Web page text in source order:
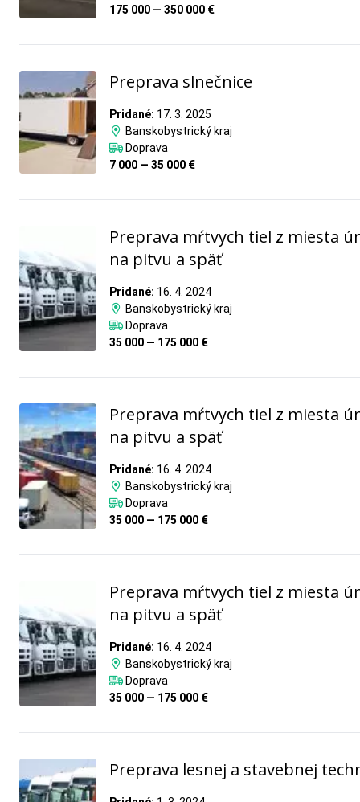
175 000 — 350 000 €
Preprava slnečnice
Pridané: 17. 3. 2025
Banskobystrický kraj
Doprava
7 000 — 35 000 €
Preprava mŕtvych tiel z miesta
na pitvu a späť
Pridané: 16. 4. 2024
Banskobystrický kraj
Doprava
35 000 — 175 000 €
Preprava mŕtvych tiel z miesta
na pitvu a späť
Pridané: 16. 4. 2024
Banskobystrický kraj
Doprava
35 000 — 175 000 €
Preprava mŕtvych tiel z miesta
na pitvu a späť
Pridané: 16. 4. 2024
Banskobystrický kraj
Doprava
35 000 — 175 000 €
Preprava lesnej a stavebnej